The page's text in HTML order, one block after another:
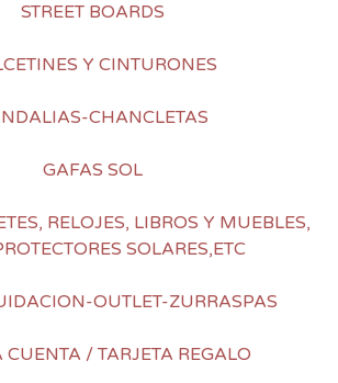
STREET BOARDS
Y CINTURONES
CHANCLETAS
GAFAS SOL
RELOJES, LIBROS Y MUEBLES,
SOLARES,ETC
OUTLET-ZURRASPAS
CUENTA / TARJETA REGALO